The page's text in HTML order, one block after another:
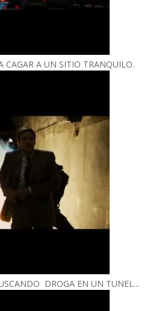
CAGAR A UN SITIO TRANQUILO.
DROGA EN UN TUNEL...